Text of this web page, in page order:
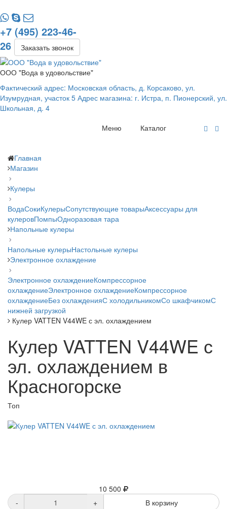
+7 (495) 223-46-
26
Заказать звонок
ООО "Вода в удовольствие"
Фактический адрес: Московская область, д. Корсаково, ул.
Изумрудная, участок 5 Адрес магазина: г. Истра, п. Пионерский, ул.
Школьная, д. 4
Каталог
Меню
Главная
Магазин
Кулеры
ВодаСокиКулерыСопутствующие товарыАксессуары для
кулеровПомпыОдноразовая тара
Напольные кулеры
Напольные кулерыНастольные кулеры
Электронное охлаждение
Электронное охлаждениеКомпрессорное
охлаждениеЭлектронное охлаждениеКомпрессорное
охлаждениеБез охлажденияС холодильникомСо шкафчикомС
нижней загрузкой
Кулер VATTEN V44WE с эл. охлаждением
Кулер VATTEN V44WE с
эл. охлаждением в
Красногорске
Топ
10 500
-
+
В корзину